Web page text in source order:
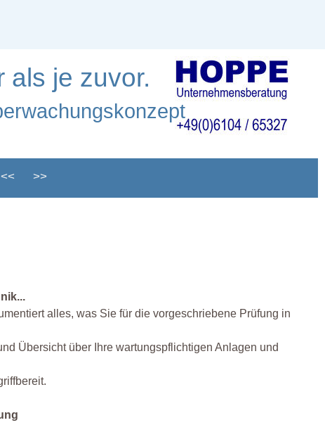
als je zuvor.
<< >>
alles, was Sie für die vorgeschriebene Prüfung in
Übersicht über Ihre wartungspflichtigen Anlagen und